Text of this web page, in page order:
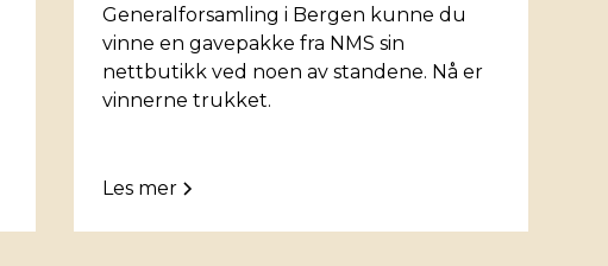
Generalforsamling i Bergen kunne du
vinne en gavepakke fra NMS sin
nettbutikk ved noen av standene. Nå er
vinnerne trukket.
Les mer